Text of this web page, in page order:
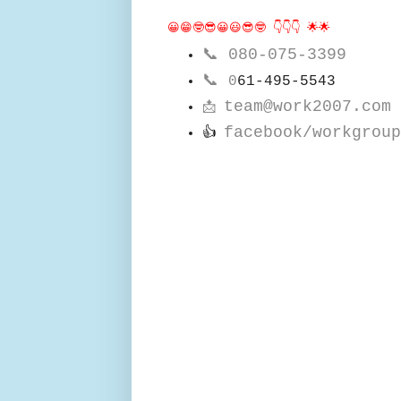
😀😁🤓😎😀😃😎🤓 👇👇👇 🌟🌟
📞 080-075-3399
📞
061-495-5543
📩 team@work2007.com
👍 facebook/